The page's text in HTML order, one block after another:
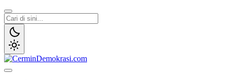
Lewati
ke
konten